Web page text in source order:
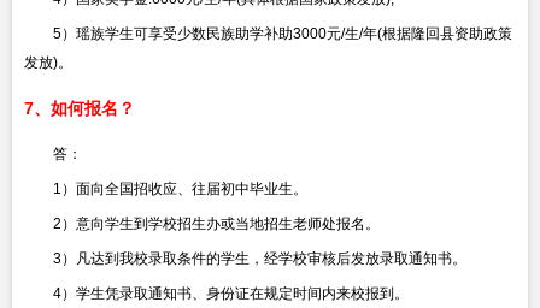
5）瑶族学生可享受少数民族助学补助3000元/生/年(根据隆回县资助政策
发放)。
7、如何报名？
答：
1）面向全国招收应、往届初中毕业生。
2）意向学生到学校招生办或当地招生老师处报名。
3）凡达到我校录取条件的学生，经学校审核后发放录取通知书。
4）学生凭录取通知书、身份证在规定时间内来校报到。